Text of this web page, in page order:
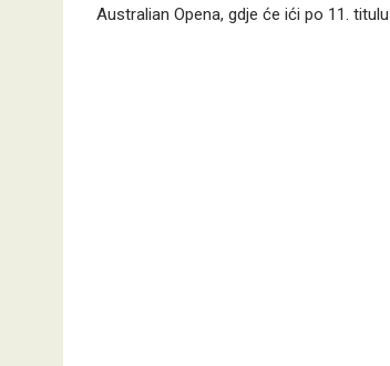
Australian Opena, gdje će ići po 11.